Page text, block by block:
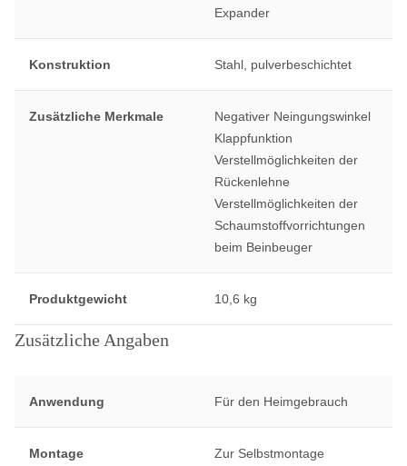
Expander
Konstruktion Stahl, pulverbeschichtet
Zusätzliche Merkmale
Negativer Neingungswinkel
Klappfunktion
Verstellmöglichkeiten der
Rückenlehne
Verstellmöglichkeiten der
Schaumstoffvorrichtungen
beim Beinbeuger
Produktgewicht 10,6 kg
Zusätzliche Angaben
Anwendung Für den Heimgebrauch
Montage Zur Selbstmontage